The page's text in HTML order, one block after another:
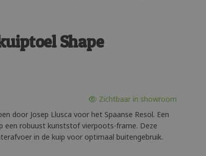
Shape
Zichtbaar in showroom
door Josep Llusca voor het Spaanse Resol. Een
een robuust kunststof vierpoots-frame. Deze
in de kuip voor optimaal buitengebruik.